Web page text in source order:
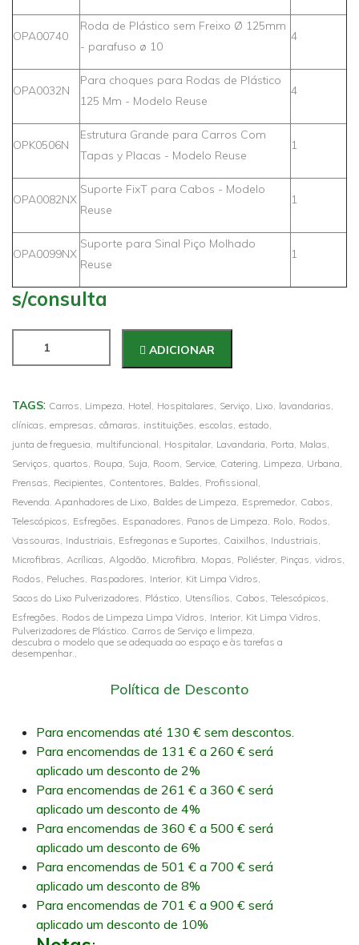
OPA00740
Roda de Plástico sem Freixo Ø 125mm
- parafuso ø 10
4
OPA0032N
Para choques para Rodas de Plástico
125 Mm - Modelo Reuse
4
OPK0506N
Estrutura Grande para Carros Com
Tapas y Placas - Modelo Reuse
1
OPA0082NX
Suporte FixT para Cabos - Modelo
Reuse
1
OPA0099NX
Suporte para Sinal Piço Molhado
Reuse
1
s/consulta
ADICIONAR
TAGS: Carros, Limpeza, Hotel, Hospitalares, Serviço, Lixo, lavandarias,
clínicas, empresas, câmaras, instituições, escolas, estado,
junta de freguesia, multifuncional, Hospitalar, Lavandaria, Porta, Malas,
Serviços, quartos, Roupa, Suja, Room, Service, Catering, Limpeza, Urbana,
Prensas, Recipientes, Contentores, Baldes, Profissional,
Revenda. Apanhadores de Lixo, Baldes de Limpeza, Espremedor, Cabos,
Telescópicos, Esfregões, Espanadores, Panos de Limpeza, Rolo, Rodos,
Vassouras, Industriais, Esfregonas e Suportes, Caixilhos, Industriais,
Microfibras, Acrílicas, Algodão, Microfibra, Mopas, Poliéster, Pinças, vidros,
Rodos, Peluches, Raspadores, Interior, Kit Limpa Vidros,
Sacos do Lixo Pulverizadores, Plástico, Utensílios, Cabos, Telescópicos,
Esfregões, Rodos de Limpeza Limpa Vidros, Interior, Kit Limpa Vidros,
Pulverizadores de Plástico. Carros de Serviço e limpeza,
descubra o modelo que se adequada ao espaço e às tarefas a
desempenhar.,
Política de Desconto
Para encomendas até 130 € sem descontos.
Para encomendas de 131 € a 260 € será
aplicado um desconto de 2%
Para encomendas de 261 € a 360 € será
aplicado um desconto de 4%
Para encomendas de 360 € a 500 € será
aplicado um desconto de 6%
Para encomendas de 501 € a 700 € será
aplicado um desconto de 8%
Para encomendas de 701 € a 900 € será
aplicado um desconto de 10%